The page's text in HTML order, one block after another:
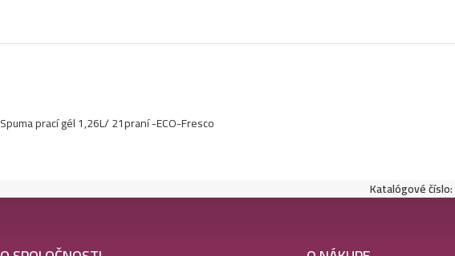
Spuma prací gél 1,26L/ 21praní -ECO-Fresco
Katalógové číslo: